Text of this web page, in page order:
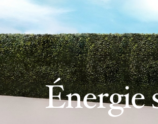
Énergie